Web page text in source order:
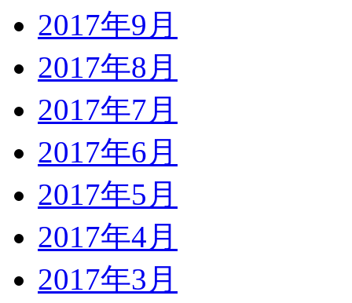
2017年9月
2017年8月
2017年7月
2017年6月
2017年5月
2017年4月
2017年3月